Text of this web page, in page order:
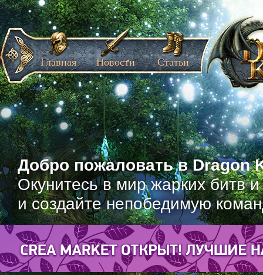
Добро пожаловать в Dragon
Окунитесь в мир жарких битв
и создайте непобедимую
Главная Новости Статьи